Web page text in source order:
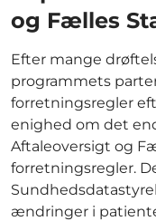
og Fælles
Efter mange
programmets
forretningsregler
enighed om det
Aftaleoversigt og
forretningsregler.
ændringer i